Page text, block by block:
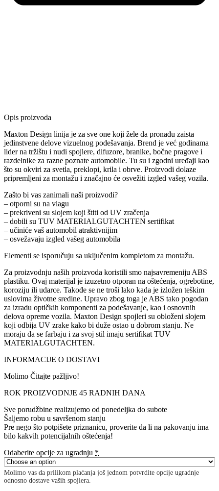
Opis proizvoda
Maxton Design linija je za sve one koji žele da pronađu zaista
jedinstvene delove vizuelnog podešavanja. Brend je već godinama
lider na tržištu i nudi spojlere, difuzore, branike, bočne pragove i
razdelnike za razne poznate automobile. Tu su i zgodni uređaji kao
što su okviri za svetla, preklopi, krila i obrve. Proizvodi dolaze
pripremljeni za montažu i značajno će osvežiti izgled vašeg vozila.
Zašto bi vas zanimali naši proizvodi?
– otporni su na vlagu
– prekriveni su slojem koji štiti od UV zračenja
– dobili su TUV MATERIALGUTACHTEN sertifikat
– učiniće vaš automobil atraktivnijim
– osvežavaju izgled vašeg automobila
Elementi se isporučuju sa uključenim kompletom za montažu.
Za proizvodnju naših proizvoda koristili smo najsavremeniju ABS
plastiku. Ovaj materijal je izuzetno otporan na oštećenja, ogrebotine,
koroziju ili udarce. Takođe se ne troši lako kada je izložen teškim
uslovima životne sredine. Upravo zbog toga je ABS tako pogodan
za izradu optičkih komponenti za podešavanje, kao i osnovnih
delova opreme vozila. Maxton Design spojleri su obloženi slojem
koji odbija UV zrake kako bi duže ostao u dobrom stanju. Ne
moraju da se farbaju i za svoj stil imaju sertifikat TUV
MATERIALGUTACHTEN.
INFORMACIJE O DOSTAVI
Molimo Čitajte pažljivo!
ROK PROIZVODNJE 45 RADNIH DANA
Sve porudžbine realizujemo od ponedeljka do subote
Šaljemo robu u savršenom stanju
Pre nego što potpišete priznanicu, proverite da li na pakovanju ima
bilo kakvih potencijalnih oštećenja!
Odaberite opcije za ugradnju *
Molimo vas da prilikom plaćanja još jednom potvrdite opcije ugradnje
odnosno dostave vaših spojlera.